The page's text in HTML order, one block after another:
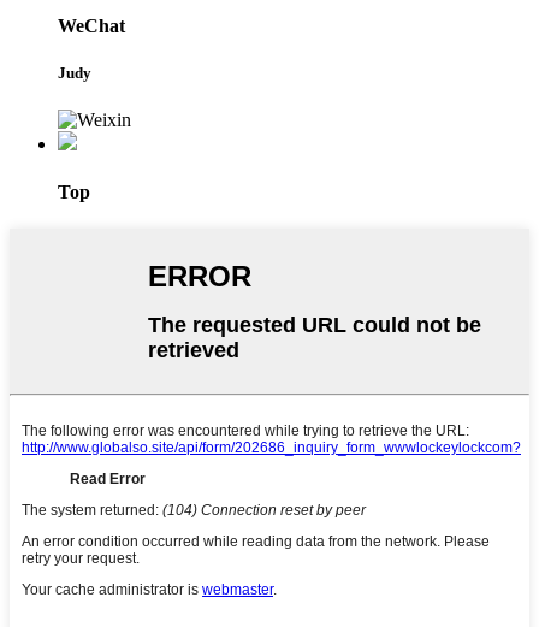
WeChat
Judy
Top